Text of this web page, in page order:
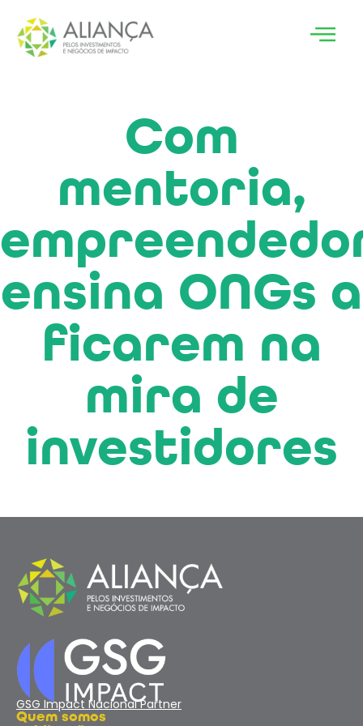
Com
mentoria,
ensina ONGs a
ficarem na
mira de
investidores
GSG Impact Nacional Partner
Quem somos